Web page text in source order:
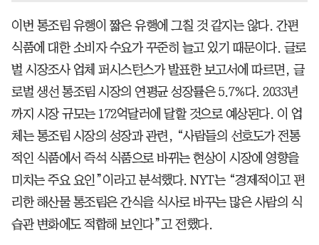
이번 통조림 유행이 짧은 유행에 그칠 것 같지는 않다. 간편
식품에 대한 소비자 수요가 꾸준히 늘고 있기 때문이다. 글로
벌 시장조사 업체 퍼시스턴스가 발표한 보고서에 따르면, 글
로벌 생선 통조림 시장의 연평균 성장률은 5.7%다. 2033년
까지 시장 규모는 172억달러에 달할 것으로 예상된다. 이 업
체는 통조림 시장의 성장과 관련, “사람들의 선호도가 전통
적인 식품에서 즉석 식품으로 바뀌는 현상이 시장에 영향을
미치는 주요 요인”이라고 분석했다. NYT는 “경제적이고 편
리한 해산물 통조림은 간식을 식사로 바꾸는 많은 사람의 식
습관 변화에도 적합해 보인다”고 전했다.